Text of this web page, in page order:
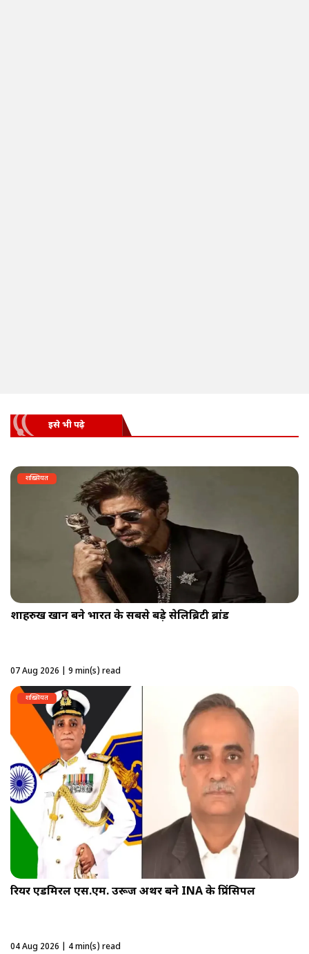
इसे भी पढ़े
शख़्सियत
शाहरुख खान बने भारत के सबसे बड़े सेलिब्रिटी ब्रांड
07 Aug 2026 | 9 min(s) read
शख़्सियत
रियर एडमिरल एस.एम. उरूज अथर बने INA के प्रिंसिपल
04 Aug 2026 | 4 min(s) read